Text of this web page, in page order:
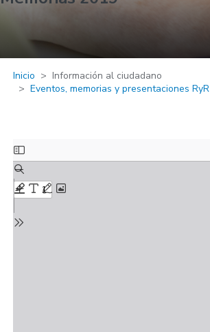
Inicio
Información al ciudadano
Eventos, memorias y presentaciones RyR